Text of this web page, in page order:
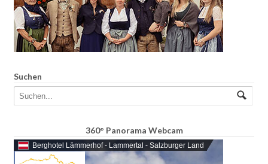
Suchen
360° Panorama Webcam
Berghotel Lämmerhof - Lammertal - Salzburger Land